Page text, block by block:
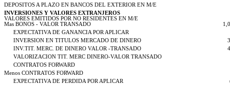
DEPOSITOS A PLAZO EN BANCOS DEL EXTERIOR EN M/E
INVERSIONES Y VALORES EXTRANJEROS
VALORES EMITIDOS POR NO RESIDENTES EN M/E
Mas BONOS - VALOR TRANSADO
EXPECTATIVA DE GANANCIA POR APLICAR
INVERSION EN TITULOS MERCADO DE DINERO
INV.TIT. MERC. DE DINERO VALOR -TRANSADO
VALORIZACION TIT. MERC DINERO-VALOR TRANSADO
CONTRATOS FORWARD
Menos CONTRATOS FORWARD
EXPECTATIVA DE PERDIDA POR APLICAR